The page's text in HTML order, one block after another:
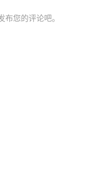
您的评论吧。